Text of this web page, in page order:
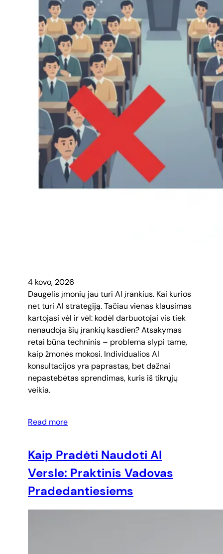
4 kovo, 2026
Daugelis įmonių jau turi AI įrankius. Kai kurios
net turi AI strategiją. Tačiau vienas klausimas
kartojasi vėl ir vėl: kodėl darbuotojai vis tiek
nenaudoja šių įrankių kasdien? Atsakymas
retai būna techninis – problema slypi tame,
kaip žmonės mokosi. Individualios AI
konsultacijos yra paprastas, bet dažnai
nepastebėtas sprendimas, kuris iš tikrųjų
veikia.
Read more
Kaip Pradėti Naudoti AI
Versle: Praktinis Vadovas
Pradedantiesiems